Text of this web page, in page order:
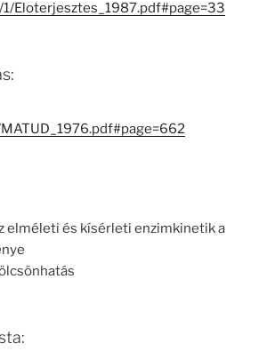
1/Eloterjesztes_1987.pdf#page=33
elméleti és kísérleti enzimkinetik a